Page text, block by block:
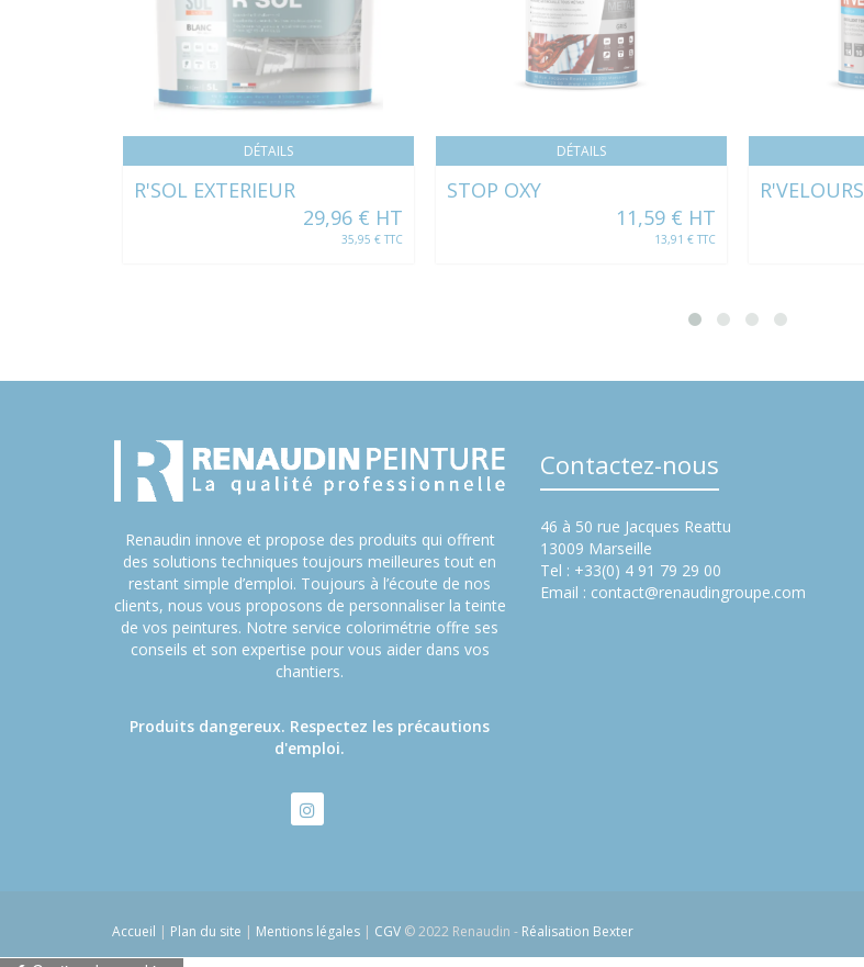
DÉTAILS
R'SOL EXTERIEUR
29,96 € HT
35,95 € TTC
DÉTAILS
STOP OXY
11,59 € HT
13,91 € TTC
R'VELOURS
Renaudin innove et propose des produits qui offrent
des solutions techniques toujours meilleures tout en
restant simple d’emploi. Toujours à l’écoute de nos
clients, nous vous proposons de personnaliser la teinte
de vos peintures. Notre service colorimétrie offre ses
conseils et son expertise pour vous aider dans vos
chantiers.
Produits dangereux. Respectez les précautions
d'emploi.
Contactez-nous
46 à 50 rue Jacques Reattu
13009 Marseille
Tel : +33(0) 4 91 79 29 00
Email : contact@renaudingroupe.com
Accueil | Plan du site | Mentions légales | CGV © 2022 Renaudin - Réalisation Bexter